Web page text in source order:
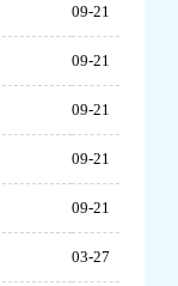
09-21
09-21
09-21
09-21
09-21
03-27